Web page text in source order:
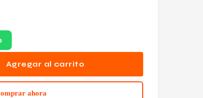
Agregar al carrito
ahora